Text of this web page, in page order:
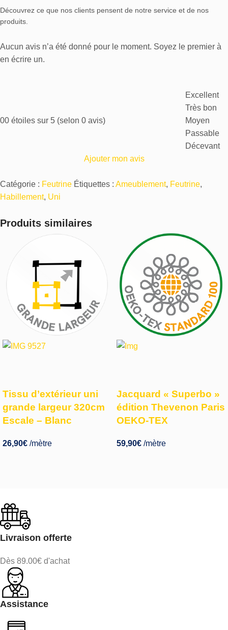
Découvrez ce que nos clients pensent de notre service et de nos
produits.
Aucun avis n’a été donné pour le moment. Soyez le premier à
en écrire un.
00 étoiles sur 5 (selon 0 avis)
Excellent
Très bon
Moyen
Passable
Décevant
Ajouter mon avis
Catégorie : Feutrine Étiquettes : Ameublement, Feutrine,
Habillement, Uni
Produits similaires
Tissu d’extérieur uni
grande largeur 320cm
Escale – Blanc
26,90€ /mètre
Jacquard « Superbo »
édition Thevenon Paris
OEKO-TEX
59,90€ /mètre
Livraison offerte
Dès 89.00€ d'achat
Assistance